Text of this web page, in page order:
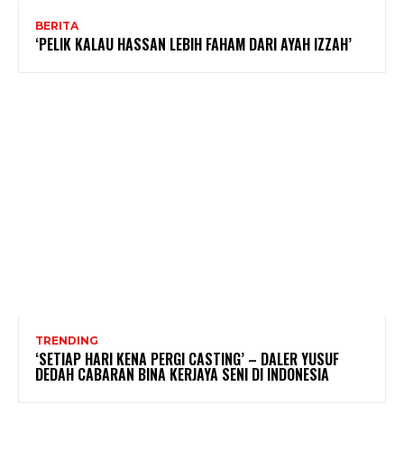
BERITA
‘PELIK KALAU HASSAN LEBIH FAHAM DARI AYAH IZZAH’
TRENDING
‘SETIAP HARI KENA PERGI CASTING’ – DALER YUSUF
DEDAH CABARAN BINA KERJAYA SENI DI INDONESIA